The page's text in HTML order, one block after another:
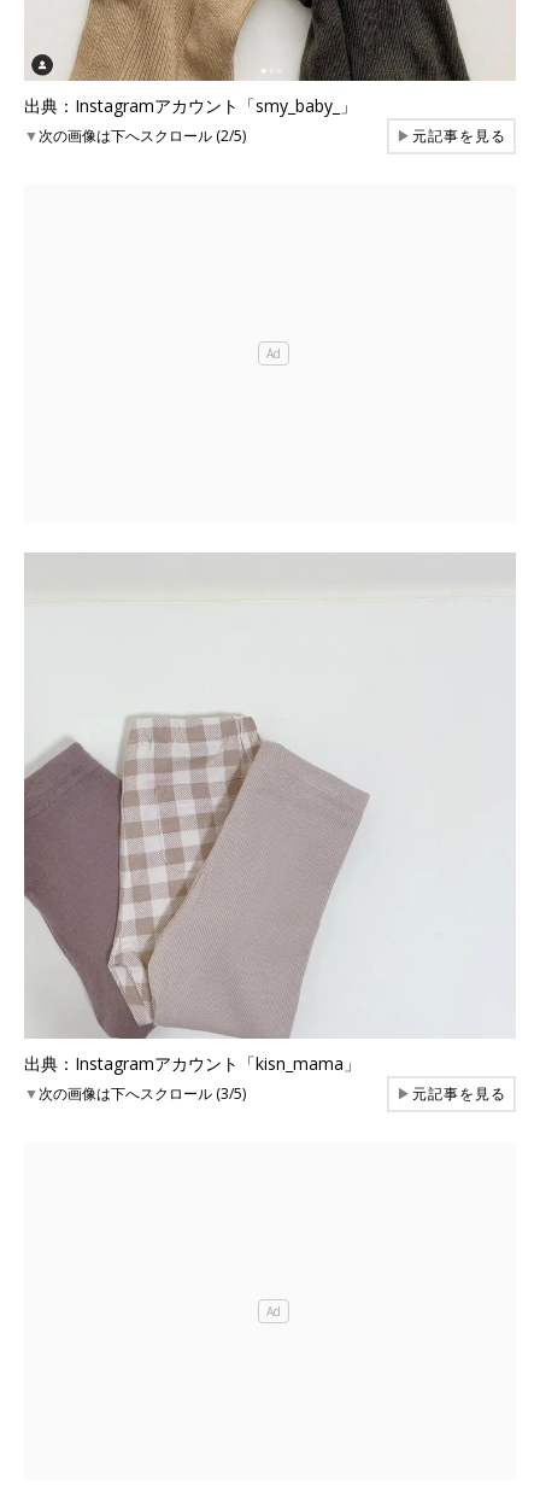
出典：Instagramアカウント「smy_baby_」
▼次の画像は下へスクロール (2/5) ▶元記事を見る
出典：Instagramアカウント「kisn_mama」
▼次の画像は下へスクロール (3/5) ▶元記事を見る